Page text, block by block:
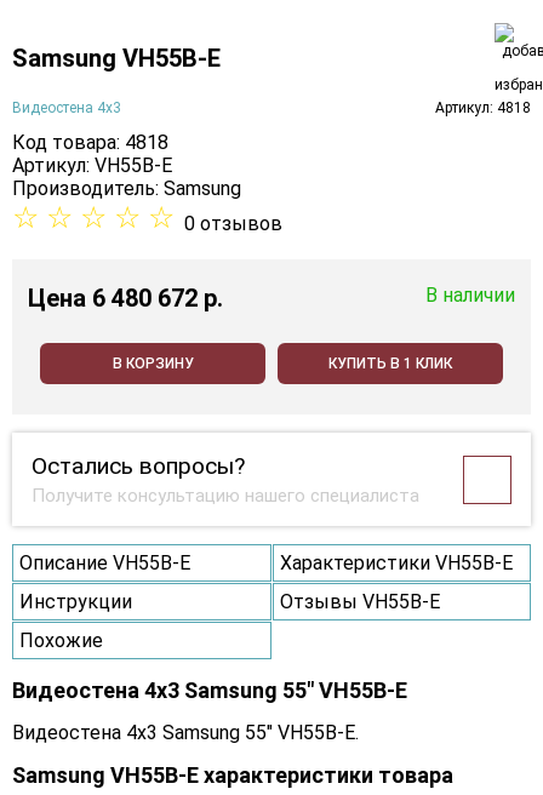
Samsung VH55B-E
Видеостена 4х3 Артикул: 4818
Код товара: 4818
Артикул: VH55B-E
Производитель: Samsung
☆ ☆ ☆ ☆ ☆ 0 отзывов
Цена 6 480 672 p. В наличии
В КОРЗИНУ КУПИТЬ В 1 КЛИК
Остались вопросы?
Получите консультацию нашего специалиста
Описание VH55B-E
Характеристики VH55B-E
Инструкции
Отзывы VH55B-E
Похожие
Видеостена 4x3 Samsung 55" VH55B-E
Видеостена 4x3 Samsung 55" VH55B-E.
Samsung VH55B-E характеристики товара